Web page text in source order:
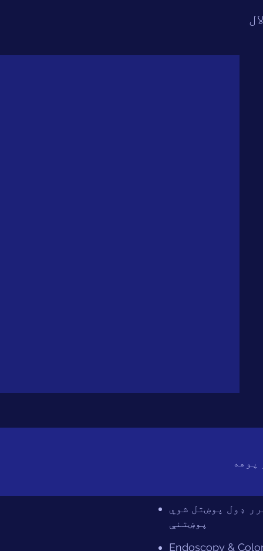
پوهه
ډول پوښتل شوي
پوښتنې
Endoscopy &